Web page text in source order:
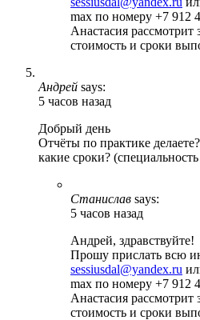
max по номеру +7 912
Анастасия
стоимость и сроки
Андрей says:
5 часов назад
Добрый день
Отчёты по практике
какие сроки?
Станислав says:
5 часов назад
Андрей, здравствуйте!
Прошу прислать всю
sessiusdal@yandex.ru
max по номеру +7 912
Анастасия
стоимость и сроки